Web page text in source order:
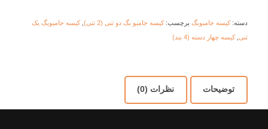
دسته:کیسه جامبوبگ برچسب:کیسه جامبو بگ دو تنی (2 تنی) ,کیسه جامبوبگ یک
تنی,کیسه چهار دسته (4 بند)
توضیحات نظرات (0)